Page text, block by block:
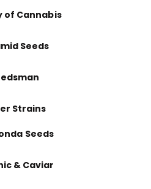
of Cannabis
Seeds
Strains
Seeds
& Caviar